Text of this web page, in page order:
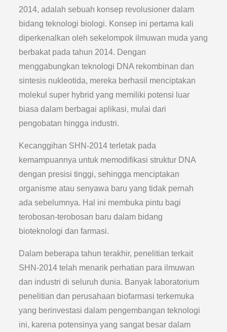
2014, adalah sebuah konsep revolusioner dalam
bidang teknologi biologi. Konsep ini pertama kali
diperkenalkan oleh sekelompok ilmuwan muda yang
berbakat pada tahun 2014. Dengan
menggabungkan teknologi DNA rekombinan dan
sintesis nukleotida, mereka berhasil menciptakan
molekul super hybrid yang memiliki potensi luar
biasa dalam berbagai aplikasi, mulai dari
pengobatan hingga industri.
Kecanggihan SHN-2014 terletak pada
kemampuannya untuk memodifikasi struktur DNA
dengan presisi tinggi, sehingga menciptakan
organisme atau senyawa baru yang tidak pernah
ada sebelumnya. Hal ini membuka pintu bagi
terobosan-terobosan baru dalam bidang
bioteknologi dan farmasi.
Dalam beberapa tahun terakhir, penelitian terkait
SHN-2014 telah menarik perhatian para ilmuwan
dan industri di seluruh dunia. Banyak laboratorium
penelitian dan perusahaan biofarmasi terkemuka
yang berinvestasi dalam pengembangan teknologi
ini, karena potensinya yang sangat besar dalam